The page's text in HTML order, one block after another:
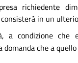
richiedente
in un
a condizione che
domanda che a